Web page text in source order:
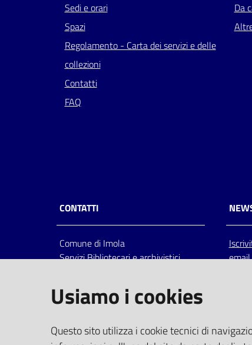
Sedi e orari
Spazi
Regolamento - Carta dei servizi e delle
collezioni
Contatti
FAQ
Da
CONTATTI
Comune di Imola
Servizi Bibliotecari e archivistici
Italia
centralino: tel 0542.6026.36 fax
bim@comune.imola.bo.it
PEC
email
Usiamo i cookies
Questo sito utilizza i cookie tecnici di